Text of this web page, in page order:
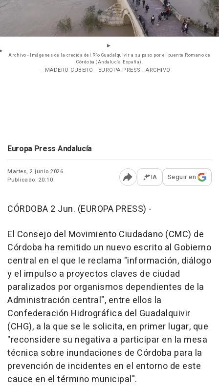
Archivo - Imágenes de la crecida del Río Guadalquivir a su paso por el puente Romano de
Córdoba (Andalucía, España).
- MADERO CUBERO - EUROPA PRESS - ARCHIVO
Europa Press Andalucía
Martes, 2 junio 2026
Publicado: 20:10
Abrir opciones para
IA Seguir en
CÓRDOBA 2 Jun. (EUROPA PRESS) -
El Consejo del Movimiento Ciudadano (CMC) de
Córdoba ha remitido un nuevo escrito al Gobierno
central en el que le reclama "información, diálogo
y el impulso a proyectos claves de ciudad
paralizados por organismos dependientes de la
Administración central", entre ellos la
Confederación Hidrográfica del Guadalquivir
(CHG), a la que se le solicita, en primer lugar, que
"reconsidere su negativa a participar en la mesa
técnica sobre inundaciones de Córdoba para la
prevención de incidentes en el entorno de este
cauce en el término municipal".